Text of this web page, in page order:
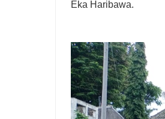
Eka Haribawa.